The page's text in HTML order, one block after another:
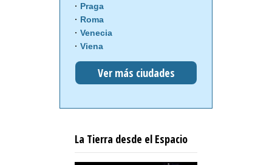
Praga
Roma
Venecia
Viena
Ver más ciudades
La Tierra desde el Espacio